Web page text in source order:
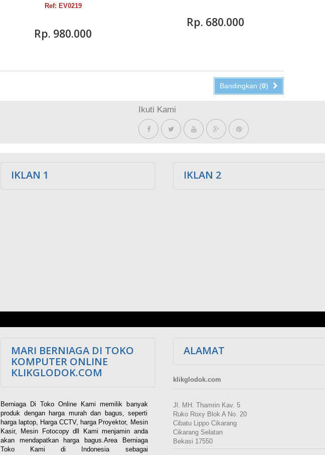
Ref: EV0219
Rp‎. 980.000
Rp‎. 680.000
Bandingkan (0)
Ikuti Kami
IKLAN 1 IKLAN 2
MARI BERNIAGA DI TOKO
KOMPUTER ONLINE
KLIKGLODOK.COM
Berniaga Di Toko Online Kami memilik banyak
produk dengan harga murah dan bagus, seperti
harga laptop, Harga CCTV, harga Proyektor, Mesin
Kasir, Mesin Fotocopy dll Kami menjamin anda
akan mendapatkan harga bagus.Area Berniaga
Toko Kami di Indonesia sebagai
ALAMAT
klikglodok.com
Jl. MH. Thamrin Kav. 5
Ruko Roxy Blok A No. 20
Cibatu Lippo Cikarang
Cikarang Selatan
Bekasi 17550